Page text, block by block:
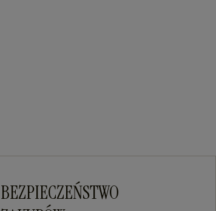
BEZPIECZEŃSTWO